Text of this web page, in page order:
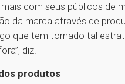
com seus públicos de
da marca através de
que tem tornado tal
diz.
produtos